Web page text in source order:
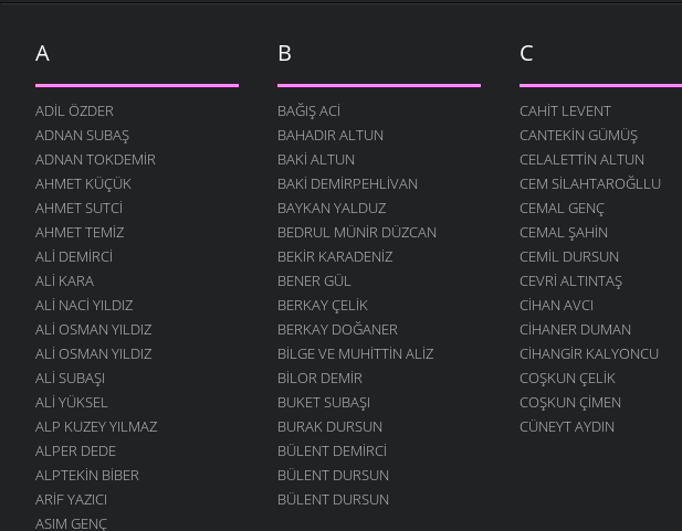
A
ADIL ÖZDER
ADNAN SUBAŞ
ADNAN TOKDEMIR
AHMET KÜÇÜK
AHMET SUTCI
AHMET TEMIZ
ALI DEMIRCI
ALI KARA
ALI NACI YILDIZ
ALI OSMAN YILDIZ
ALI OSMAN YILDIZ
ALI SUBAŞI
ALI YÜKSEL
ALP KUZEY YILMAZ
ALPER DEDE
ALPTEKIN BIBER
ARIF YAZICI
ASIM GENÇ
B
BAĞIŞ ACI
BAHADIR ALTUN
BAKI ALTUN
BAKI DEMIRPEHLIVAN
BAYKAN YALDUZ
BEDRUL MÜNIR DÜZCAN
BEKIR KARADENIZ
BENER GÜL
BERKAY ÇELIK
BERKAY DOĞANER
BILGE VE MUHITTIN ALIZ
BILOR DEMIR
BUKET SUBAŞI
BURAK DURSUN
BÜLENT DEMIRCI
BÜLENT DURSUN
BÜLENT DURSUN
C
CAHIT LEVENT
CANTEKIN GÜMÜŞ
CELALETTIN ALTUN
CEM SILAHTAROĞLLU
CEMAL GENÇ
CEMAL ŞAHIN
CEMIL DURSUN
CEVRI ALTINTAŞ
CIHAN AVCI
CIHANER DUMAN
CIHANGIR KALYONCU
COŞKUN ÇELIK
COŞKUN ÇIMEN
CÜNEYT AYDIN